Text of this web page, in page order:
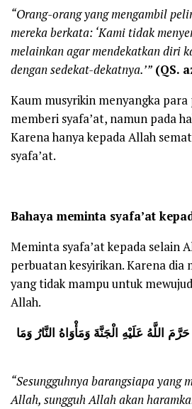
“Orang-orang yang mengambil
mereka berkata: ‘Kami tidak
melainkan agar mendekatkan diri
dengan sedekat-dekatnya.’” (QS.
Kaum musyrikin menyangka
memberi syafa’at, namun pada
Karena hanya kepada Allah
syafa’at.
Bahaya meminta syafa’at
Meminta syafa’at kepada selain
perbuatan kesyirikan. Karena dia
yang tidak mampu untuk
Allah.
اللَّهُ عَلَيْهِ الْجَنَّةَ وَمَأْوَاهُ النَّارُ وَمَا
“Sesungguhnya barangsiapa yang
Allah, sungguh Allah akan